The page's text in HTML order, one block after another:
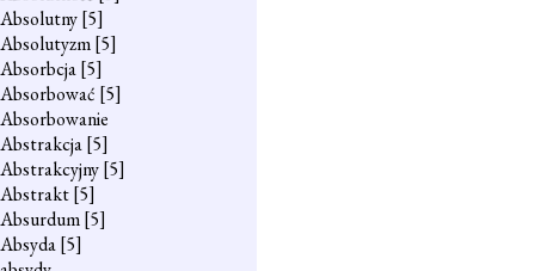
Absolutny[5]
Absolutyzm[5]
Absorbcja[5]
Absorbować [5]
Absorbowanie
Abstrakcja[5]
Abstrakcyjny[5]
Abstrakt[5]
Absurdum[5]
Absyda[5]